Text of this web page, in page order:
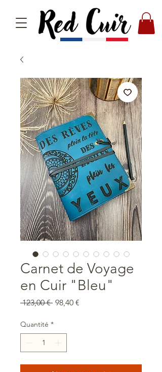
Carnet de Voyage
en Cuir "Bleu"
123,00 € Prix
98,40 €
Quantité *